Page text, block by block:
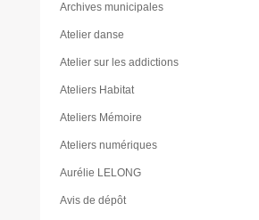
Archives municipales
Atelier danse
Atelier sur les addictions
Ateliers Habitat
Ateliers Mémoire
Ateliers numériques
Aurélie LELONG
Avis de dépôt